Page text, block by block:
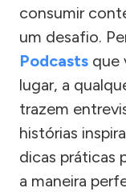
consumir
um desafio.
Podcasts que
lugar, a
trazem
histórias
dicas práticas
a maneira